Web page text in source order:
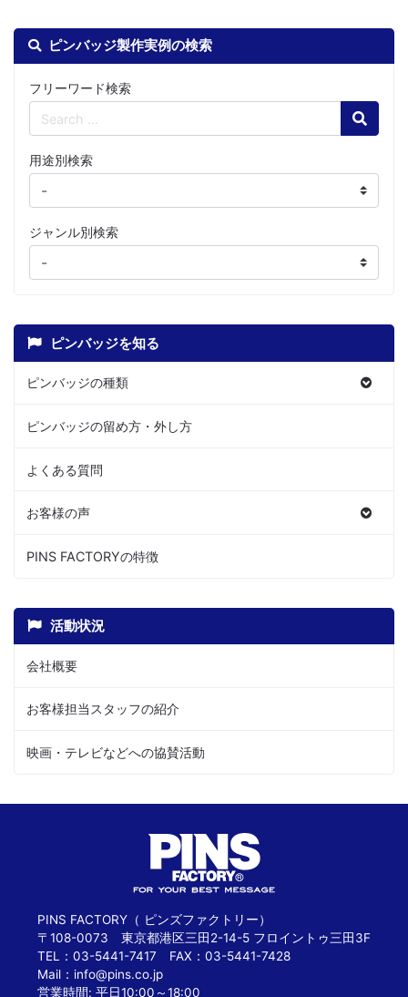
ピンバッジ製作実例の検索
フリーワード検索
Search
用途別検索
ジャンル別検索
ピンバッジを知る
ピンバッジの種類
ピンバッジの留め方・外し方
よくある質問
お客様の声
PINS FACTORYの特徴
活動状況
会社概要
お客様担当スタッフの紹介
映画・テレビなどへの協賛活動
PINS FACTORY（ ピンズファクトリー）
〒108-0073 東京都港区三田2-14-5 フロイントゥ三田3F
TEL：03-5441-7417 FAX：03-5441-7428
Mail： info@pins.co.jp
営業時間: 平日10:00～18:00